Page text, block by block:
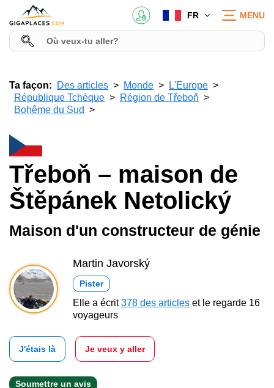
FR MENU
Ta façon: Des articles Monde
L'Europe
République Tchèque
Région de Třeboň
Bohême du Sud
Třeboň – maison de
Štěpánek Netolický
Maison d'un constructeur de génie
Martin Javorský
Pister
Elle a écrit378 des articles et le regarde 16
voyageurs
J'étais là Je veux y aller
Soumettre un avis